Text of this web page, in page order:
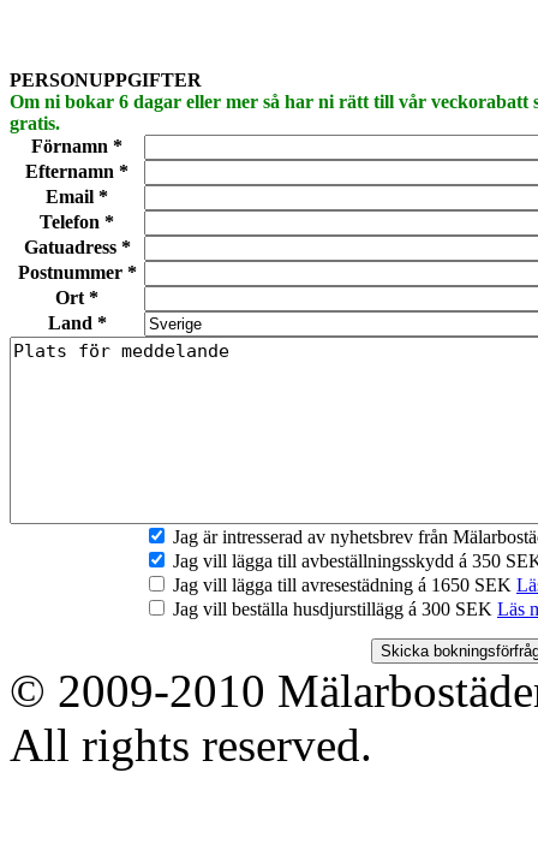
PERSONUPPGIFTER
Om ni bokar 6 dagar eller mer så har ni rätt till vår veckorabatt
gratis.
Förnamn *
Efternamn *
Email *
Telefon *
Gatuadress *
Postnummer *
Ort *
Land *
Jag är intresserad av nyhetsbrev från
Jag vill lägga till avbeställningsskydd á 350
Jag vill lägga till avresestädning á 1650 SEK
Jag vill beställa husdjurstillägg á 300 SEK Läs
© 2009-2010
All rights reserved.